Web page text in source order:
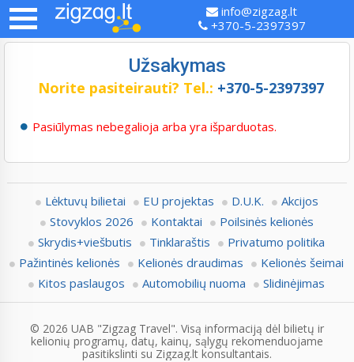
info@zigzag.lt
+370-5-2397397
Užsakymas
Norite pasiteirauti? Tel.: +370-5-2397397
Pasiūlymas nebegalioja arba yra išparduotas.
Lėktuvų bilietai EU projektas D.U.K.
Akcijos
Stovyklos 2026
Kontaktai
Poilsinės kelionės
Skrydis+viešbutis
Tinklaraštis
Privatumo politika
Pažintinės kelionės
Kelionės draudimas
Kelionės šeimai
Kitos paslaugos
Automobilių nuoma Slidinėjimas
© 2026 UAB "Zigzag Travel". Visą informaciją dėl bilietų ir
kelionių programų, datų, kainų, sąlygų rekomenduojame
pasitikslinti su Zigzag.lt konsultantais.